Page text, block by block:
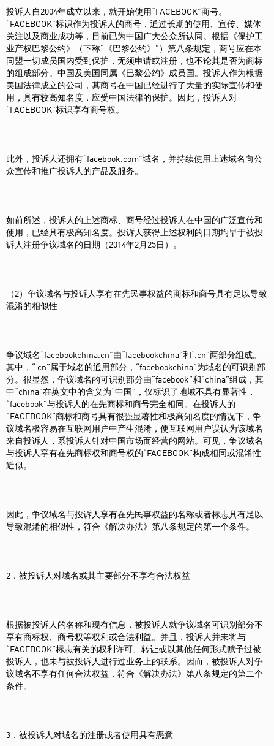
投诉人自2004年成立以来，就开始使用“FACEBOOK”商号。
“FACEBOOK”标识作为投诉人的商号，通过长期的使用、宣传、媒体
关注以及商业成功等，目前已为中国广大公众所认同。根据《保护工
业产权巴黎公约》（下称“《巴黎公约》”）第八条规定，商号应在本
同盟一切成员国内受到保护，无须申请或注册，也不论其是否为商标
的组成部分。中国及美国同属《巴黎公约》成员国。投诉人作为根据
美国法律成立的公司，其商号在中国已经进行了大量的实际宣传和使
用，具有较高知名度，应受中国法律的保护。因此，投诉人对
“FACEBOOK”标识享有商号权。
此外，投诉人还拥有“facebook.com”域名，并持续使用上述域名向公
众宣传和推广投诉人的产品及服务。
如前所述，投诉人的上述商标、商号经过投诉人在中国的广泛宣传和
使用，已经具有极高知名度。投诉人获得上述权利的日期均早于被投
诉人注册争议域名的日期（2014年2月25日）。
（2）争议域名与投诉人享有在先民事权益的商标和商号具有足以导致
混淆的相似性
争议域名“facebookchina.cn”由“facebookchina”和“.cn”两部分组成。
其中，“.cn”属于域名的通用部分，“facebookchina”为域名的可识别部
分。很显然，争议域名的可识别部分由“facebook”和“china”组成，其
中“china”在英文中的含义为“中国”，仅标识了地域不具有显著性，
“facebook”与投诉人的在先商标和商号完全相同。在投诉人的
“FACEBOOK”商标和商号具有很强显著性和极高知名度的情况下，争
议域名极容易在互联网用户中产生混淆，使互联网用户误认为该域名
来自投诉人，系投诉人针对中国市场而经营的网站。可见，争议域名
与投诉人享有在先商标权和商号权的“FACEBOOK”构成相同或混淆性
近似。
因此，争议域名与投诉人享有在先民事权益的名称或者标志具有足以
导致混淆的相似性，符合《解决办法》第八条规定的第一个条件。
2．被投诉人对域名或其主要部分不享有合法权益
根据被投诉人的名称和现有信息，被投诉人就争议域名可识别部分不
享有商标权、商号权等权利或合法利益。并且，投诉人并未将与
“FACEBOOK”标志有关的权利许可、转让或以其他任何形式赋予过被
投诉人，也未与被投诉人进行过业务上的联系。因而，被投诉人对争
议域名不享有任何合法权益，符合《解决办法》第八条规定的第二个
条件。
3．被投诉人对域名的注册或者使用具有恶意